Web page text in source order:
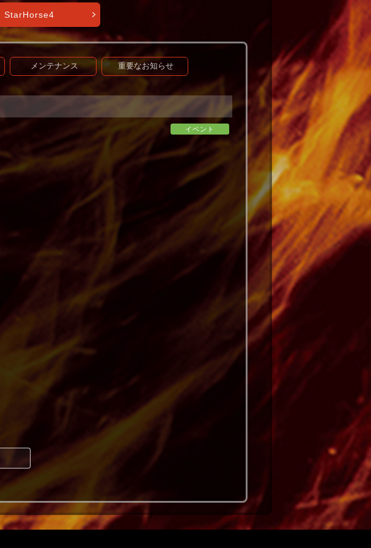
StarHorse4
メンテナンス 重要なお知らせ
イベント